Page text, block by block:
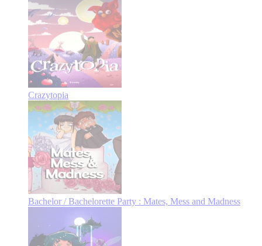
Crazytopia
Bachelor / Bachelorette Party : Mates, Mess and Madness